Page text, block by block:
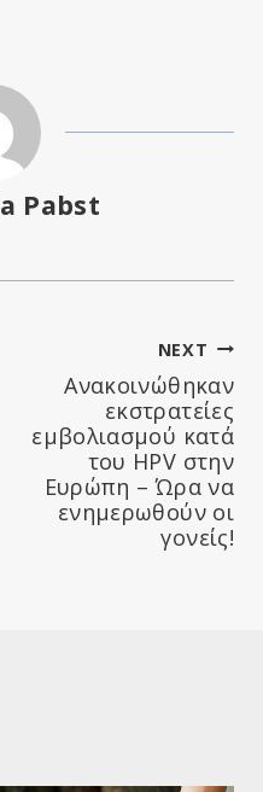
Pabst
NEXT
Ανακοινώθηκαν
εκστρατείες
εμβολιασμού κατά
του HPV στην
Ευρώπη – Ώρα να
ενημερωθούν οι
γονείς!